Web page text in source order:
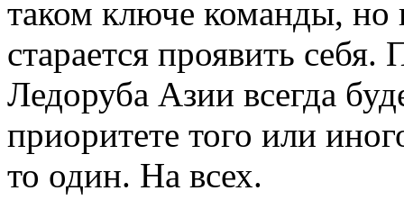
таком ключе команды, но
старается проявить
Ледоруба Азии всегда
приоритете того или
то один. На всех.